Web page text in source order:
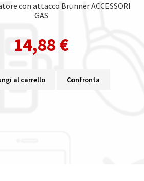
con attacco Brunner ACCESSORI
GAS
14,88 €
al carrello Confronta